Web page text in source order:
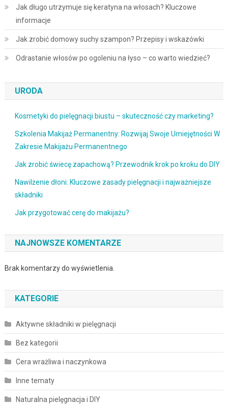
Jak długo utrzymuje się keratyna na włosach? Kluczowe
informacje
Jak zrobić domowy suchy szampon? Przepisy i wskazówki
Odrastanie włosów po ogoleniu na łyso – co warto wiedzieć?
URODA
Kosmetyki do pielęgnacji biustu – skuteczność czy marketing?
Szkolenia Makijaż Permanentny: Rozwijaj Swoje Umiejętności W
Zakresie Makijażu Permanentnego
Jak zrobić świecę zapachową? Przewodnik krok po kroku do DIY
Nawilżenie dłoni: Kluczowe zasady pielęgnacji i najważniejsze
składniki
Jak przygotować cerę do makijażu?
NAJNOWSZE KOMENTARZE
Brak komentarzy do wyświetlenia.
KATEGORIE
Aktywne składniki w pielęgnacji
Bez kategorii
Cera wrażliwa i naczynkowa
Inne tematy
Naturalna pielęgnacja i DIY